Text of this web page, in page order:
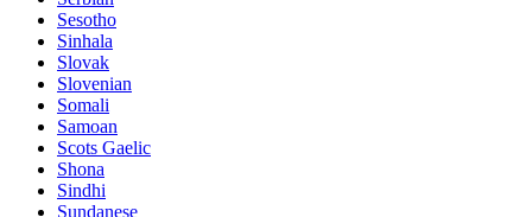
Sesotho
Sinhala
Slovak
Slovenian
Somali
Samoan
Scots Gaelic
Shona
Sindhi
Sundanese